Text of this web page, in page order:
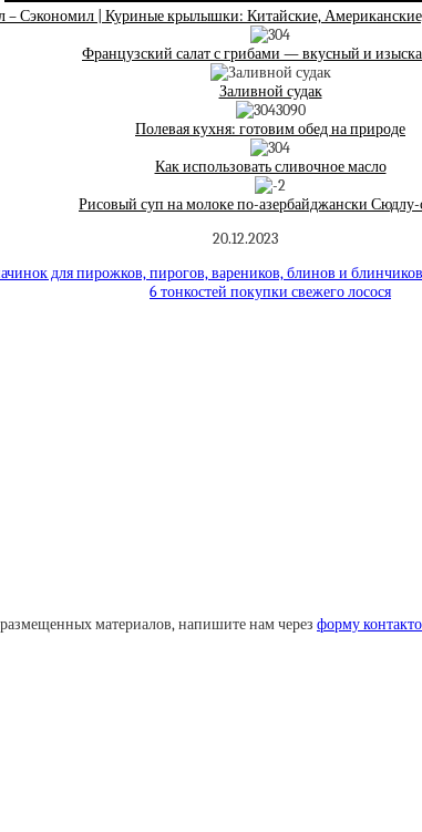
– Сэкономил | Куриные крылышки: Китайские,
Французский салат с грибами — вкусный и
Заливной судак
Полевая кухня: готовим обед на природе
Как использовать сливочное масло
Рисовый суп на молоке по-азербайджански
20.12.2023
для пирожков, пирогов, вареников, блинов и
6 тонкостей покупки свежего лосося
материалов, напишите нам через форму